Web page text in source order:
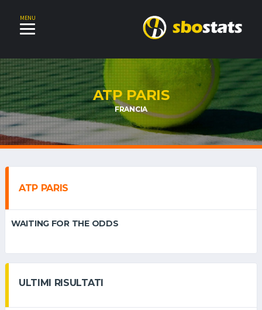
MENU
ATP PARIS
FRANCIA
ATP PARIS
WAITING FOR THE ODDS
ULTIMI RISULTATI